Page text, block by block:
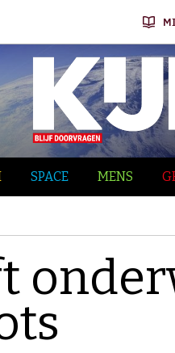
SPACE MENS